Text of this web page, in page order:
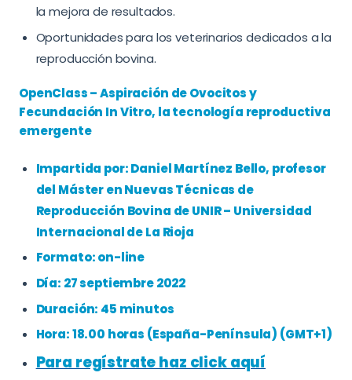
la mejora de resultados.
Oportunidades para los veterinarios dedicados a la
reproducción bovina.
OpenClass – Aspiración de Ovocitos y
Fecundación In Vitro, la tecnología reproductiva
emergente
Impartida por: Daniel Martínez Bello, profesor
del Máster en Nuevas Técnicas de
Reproducción Bovina de UNIR – Universidad
Internacional de La Rioja
Formato: on-line
Día: 27 septiembre 2022
Duración: 45 minutos
Hora: 18.00 horas (España-Península) (GMT+1)
Para regístrate haz click aquí